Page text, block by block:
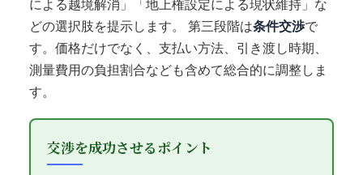
による越境解消」「地上権設定による現状維持」な
どの選択肢を提示します。 第三段階は条件交渉で
す。価格だけでなく、支払い方法、引き渡し時期、
測量費用の負担割合なども含めて総合的に調整しま
す。
交渉を成功させるポイント